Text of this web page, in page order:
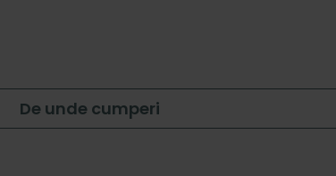
De unde cumperi